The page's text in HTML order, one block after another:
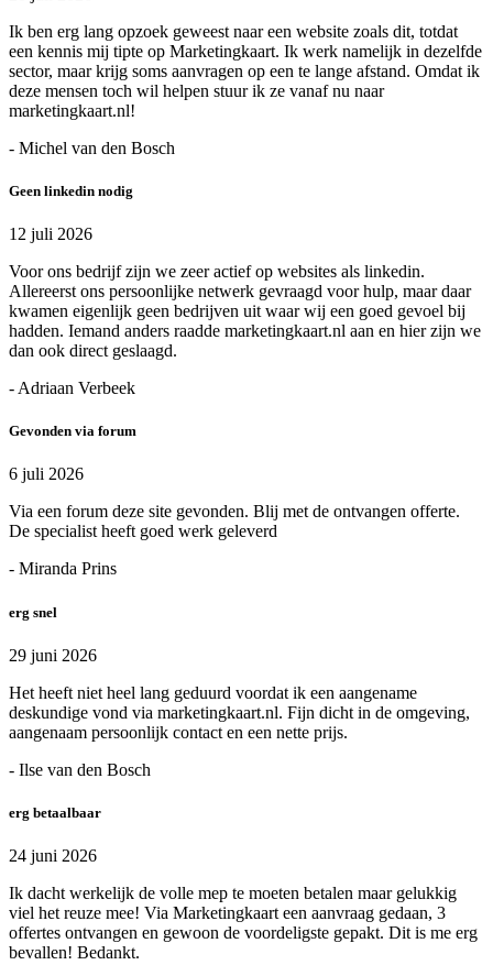
Ik ben erg lang opzoek geweest naar een website zoals dit, totdat
een kennis mij tipte op Marketingkaart. Ik werk namelijk in dezelfde
sector, maar krijg soms aanvragen op een te lange afstand. Omdat ik
deze mensen toch wil helpen stuur ik ze vanaf nu naar
marketingkaart.nl!
- Michel van den Bosch
Geen linkedin nodig
12 juli 2026
Voor ons bedrijf zijn we zeer actief op websites als linkedin.
Allereerst ons persoonlijke netwerk gevraagd voor hulp, maar daar
kwamen eigenlijk geen bedrijven uit waar wij een goed gevoel bij
hadden. Iemand anders raadde marketingkaart.nl aan en hier zijn we
dan ook direct geslaagd.
- Adriaan Verbeek
Gevonden via forum
6 juli 2026
Via een forum deze site gevonden. Blij met de ontvangen offerte.
De specialist heeft goed werk geleverd
- Miranda Prins
erg snel
29 juni 2026
Het heeft niet heel lang geduurd voordat ik een aangename
deskundige vond via marketingkaart.nl. Fijn dicht in de omgeving,
aangenaam persoonlijk contact en een nette prijs.
- Ilse van den Bosch
erg betaalbaar
24 juni 2026
Ik dacht werkelijk de volle mep te moeten betalen maar gelukkig
viel het reuze mee! Via Marketingkaart een aanvraag gedaan, 3
offertes ontvangen en gewoon de voordeligste gepakt. Dit is me erg
bevallen! Bedankt.